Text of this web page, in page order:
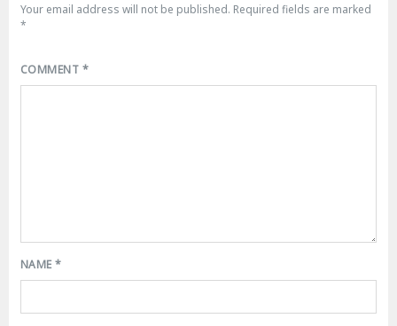
Your email address will not be published. Required fields are marked
*
COMMENT *
NAME*